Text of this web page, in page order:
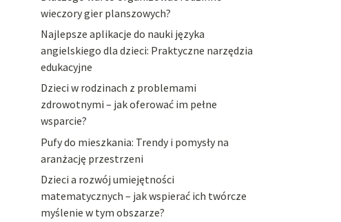
wieczory gier planszowych?
Najlepsze aplikacje do nauki języka
angielskiego dla dzieci: Praktyczne narzędzia
edukacyjne
Dzieci w rodzinach z problemami
zdrowotnymi – jak oferować im pełne
wsparcie?
Pufy do mieszkania: Trendy i pomysły na
aranżację przestrzeni
Dzieci a rozwój umiejętności
matematycznych – jak wspierać ich twórcze
myślenie w tym obszarze?